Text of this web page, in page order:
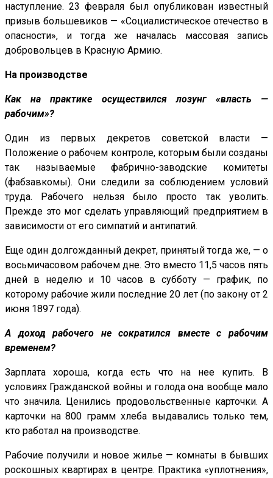
наступление. 23 февраля был опубликован известный
призыв большевиков — «Социалистическое отечество в
опасности», и тогда же началась массовая запись
добровольцев в Красную Армию.
На производстве
Как на практике осуществился лозунг «власть —
рабочим»?
Один из первых декретов советской власти —
Положение о рабочем контроле, которым были созданы
так называемые фабрично-заводские комитеты
(фабзавкомы). Они следили за соблюдением условий
труда. Рабочего нельзя было просто так уволить.
Прежде это мог сделать управляющий предприятием в
зависимости от его симпатий и антипатий.
Еще один долгожданный декрет, принятый тогда же, — о
восьмичасовом рабочем дне. Это вместо 11,5 часов пять
дней в неделю и 10 часов в субботу — график, по
которому рабочие жили последние 20 лет (по закону от 2
июня 1897 года).
А доход рабочего не сократился вместе с рабочим
временем?
Зарплата хороша, когда есть что на нее купить. В
условиях Гражданской войны и голода она вообще мало
что значила. Ценились продовольственные карточки. А
карточки на 800 грамм хлеба выдавались только тем,
кто работал на производстве.
Рабочие получили и новое жилье — комнаты в бывших
роскошных квартирах в центре. Практика «уплотнения»,